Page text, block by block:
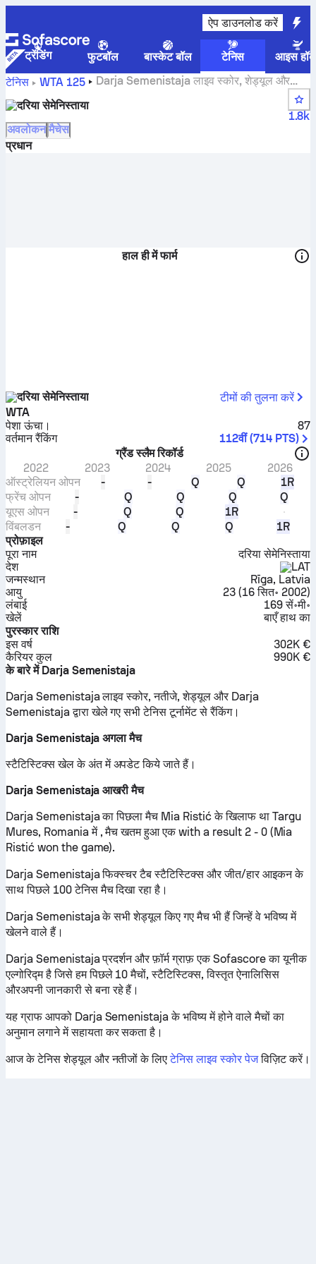
ऐप डाउनलोड करें
ट्रेंडिंग फुटबॉल बास्केट बॉल टेनिस
आइस
टेनिस
WTA 125
Darja Semenistaja लाइव स्कोर, शेड्यूल और
नतीजे
दरिया सेमेनिस्ताया
1.8k
अवलोकन मैचेस
प्रधान
हाल ही में फार्म
दरिया सेमेनिस्ताया
टीमों की तुलना करें
WTA
पेशा ऊंचा।
87
वर्तमान रैंकिंग
112वीं(714 PTS)
ग्रैंड स्लैम रिकॉर्ड
2022
2023 2024 2025
2026
ऑस्ट्रेलियन ओपन
- - Q Q
1R
फ्रेंच ओपन
- Q Q Q
Q
यूएस ओपन
- Q Q
1R
विंबलडन
- Q Q Q
1R
प्रोफ़ाइल
पूरा नाम
दरिया सेमेनिस्ताया
देश
LAT
जन्मस्थान
Rīga, Latvia
आयु
23 (16 सित॰ 2002)
लंबाई
169 सें॰मी॰
खेलें
बाएँ हाथ का
पुरस्कार राशि
इस वर्ष
302K €
कैरियर कुल
990K €
के बारे में Darja Semenistaja
Darja Semenistaja लाइव स्कोर, नतीजे, शेड्यूल और Darja
Semenistaja द्वारा खेले गए सभी टेनिस टूर्नामेंट से रैंकिंग।
Darja Semenistaja अगला मैच
स्टैटिस्टिक्स खेल के अंत में अपडेट किये जाते हैं।
Darja Semenistaja आखरी मैच
Darja Semenistaja का पिछला मैच Mia Ristić के खिलाफ था Targu
Mures, Romania में , मैच खतम हुआ एक with a result 2 - 0 (Mia
Ristić won the game).
Darja Semenistaja फिक्स्चर टैब स्टैटिस्टिक्स और जीत/हार आइकन के
साथ पिछले 100 टेनिस मैच दिखा रहा है।
Darja Semenistaja के सभी शेड्यूल किए गए मैच भी हैं जिन्हें वे भविष्य में
खेलने वाले हैं।
Darja Semenistaja प्रदर्शन और फ़ॉर्म ग्राफ़ एक Sofascore का यूनीक
एल्गोरिद्म है जिसे हम पिछले 10 मैचों, स्टैटिस्टिक्स, विस्तृत ऐनालिसिस
औरअपनी जानकारी से बना रहे हैं।
यह ग्राफ आपको Darja Semenistaja के भविष्य में होने वाले मैचों का
अनुमान लगाने में सहायता कर सकता है।
आज के टेनिस शेड्यूल और नतीजों के लिएटेनिस लाइव स्कोर पेजविज़िट करें।